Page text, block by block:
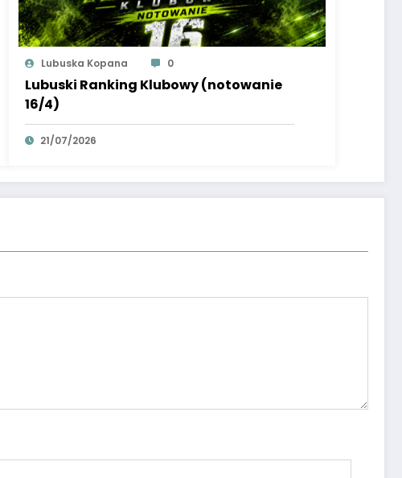
Lubuska Kopana 0
Lubuski Ranking Klubowy (notowanie
16/4)
21/07/2026